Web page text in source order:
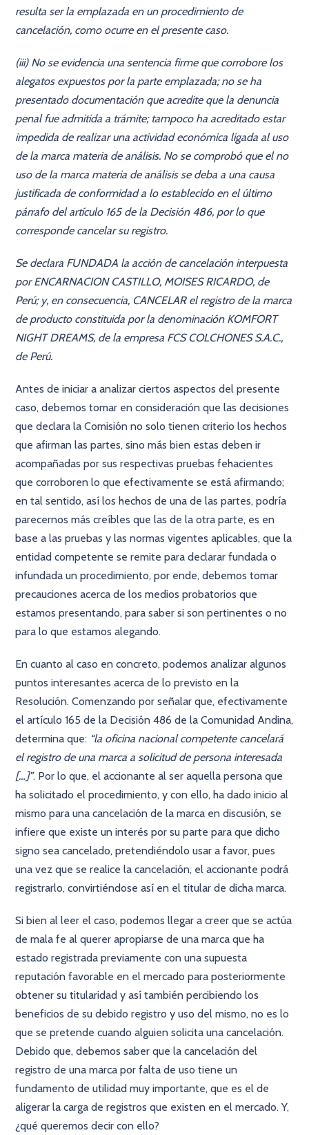
resulta ser la emplazada en un procedimiento de
cancelación, como ocurre en el presente caso.
(iii) No se evidencia una sentencia firme que corrobore los
alegatos expuestos por la parte emplazada; no se ha
presentado documentación que acredite que la denuncia
penal fue admitida a trámite; tampoco ha acreditado estar
impedida de realizar una actividad económica ligada al uso
de la marca materia de análisis. No se comprobó que el no
uso de la marca materia de análisis se deba a una causa
justificada de conformidad a lo establecido en el último
párrafo del artículo 165 de la Decisión 486, por lo que
corresponde cancelar su registro.
Se declara FUNDADA la acción de cancelación interpuesta
por ENCARNACION CASTILLO, MOISES RICARDO, de
Perú; y, en consecuencia, CANCELAR el registro de la marca
de producto constituida por la denominación KOMFORT
NIGHT DREAMS, de la empresa FCS COLCHONES S.A.C.,
de Perú.
Antes de iniciar a analizar ciertos aspectos del presente
caso, debemos tomar en consideración que las decisiones
que declara la Comisión no solo tienen criterio los hechos
que afirman las partes, sino más bien estas deben ir
acompañadas por sus respectivas pruebas fehacientes
que corroboren lo que efectivamente se está afirmando;
en tal sentido, así los hechos de una de las partes, podría
parecernos más creíbles que las de la otra parte, es en
base a las pruebas y las normas vigentes aplicables, que la
entidad competente se remite para declarar fundada o
infundada un procedimiento, por ende, debemos tomar
precauciones acerca de los medios probatorios que
estamos presentando, para saber si son pertinentes o no
para lo que estamos alegando.
En cuanto al caso en concreto, podemos analizar algunos
puntos interesantes acerca de lo previsto en la
Resolución. Comenzando por señalar que, efectivamente
el artículo 165 de la Decisión 486 de la Comunidad Andina,
determina que: “la oficina nacional competente cancelará
el registro de una marca a solicitud de persona interesada
[…]”. Por lo que, el accionante al ser aquella persona que
ha solicitado el procedimiento, y con ello, ha dado inicio al
mismo para una cancelación de la marca en discusión, se
infiere que existe un interés por su parte para que dicho
signo sea cancelado, pretendiéndolo usar a favor, pues
una vez que se realice la cancelación, el accionante podrá
registrarlo, convirtiéndose así en el titular de dicha marca.
Si bien al leer el caso, podemos llegar a creer que se actúa
de mala fe al querer apropiarse de una marca que ha
estado registrada previamente con una supuesta
reputación favorable en el mercado para posteriormente
obtener su titularidad y así también percibiendo los
beneficios de su debido registro y uso del mismo, no es lo
que se pretende cuando alguien solicita una cancelación.
Debido que, debemos saber que la cancelación del
registro de una marca por falta de uso tiene un
fundamento de utilidad muy importante, que es el de
aligerar la carga de registros que existen en el mercado. Y,
¿qué queremos decir con ello?